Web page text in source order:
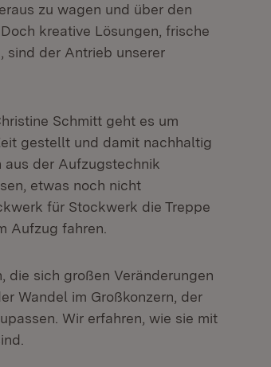
zu wagen und über den
kreative Lösungen, frische
sind der Antrieb unserer
Schmitt geht es um
gestellt und damit nachhaltig
aus der Aufzugstechnik
etwas noch nicht
für Stockwerk die Treppe
Aufzug fahren.
die sich großen Veränderungen
Wandel im Großkonzern, der
Wir erfahren, wie sie mit